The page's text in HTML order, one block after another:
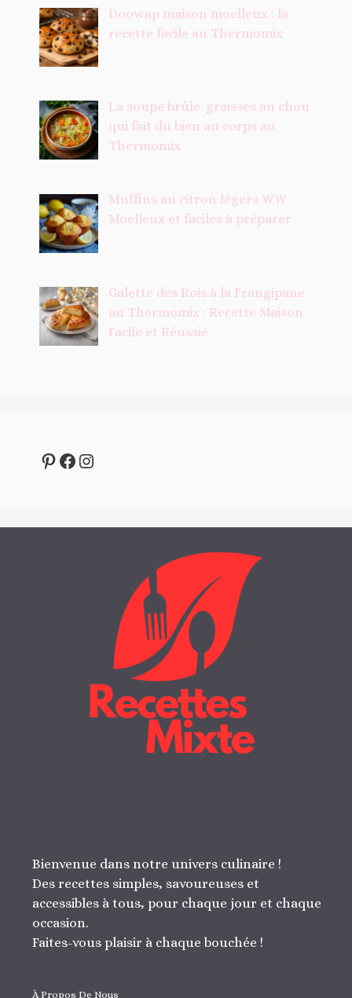
Doowap maison moelleux : la
recette facile au Thermomix
La soupe brûle-graisses au chou
qui fait du bien au corps au
Thermomix
Muffins au citron légers WW –
Moelleux et faciles à préparer
Galette des Rois à la Frangipane
au Thermomix : Recette Maison
Facile et Réussie
Pinterest
Facebook
Instagram
Bienvenue dans notre univers culinaire !
Des recettes simples, savoureuses et
accessibles à tous, pour chaque jour et chaque
occasion.
Faites-vous plaisir à chaque bouchée !
À Propos De Nous